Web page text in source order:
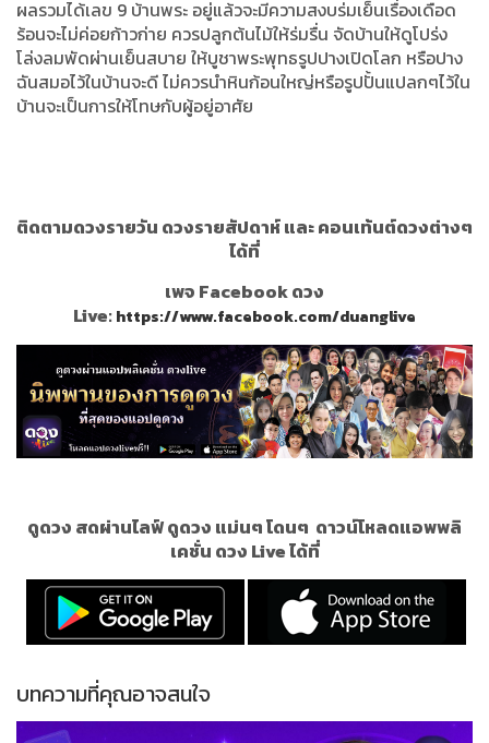
ผลรวมได้เลข 9 บ้านพระ อยู่แล้วจะมีความสงบร่มเย็นเรื่องเดือด
ร้อนจะไม่ค่อยก้าวก่าย ควรปลูกต้นไม้ให้ร่มรื่น จัดบ้านให้ดูโปร่ง
โล่งลมพัดผ่านเย็นสบาย ให้บูชาพระพุทธรูปปางเปิดโลก หรือปาง
ฉันสมอไว้ในบ้านจะดี ไม่ควรนำหินก้อนใหญ่หรือรูปปั้นแปลกๆไว้ใน
บ้านจะเป็นการให้โทษกับผู้อยู่อาศัย
ติดตามดวงรายวัน ดวงรายสัปดาห์ และ คอนเท้นต์ดวงต่างๆ
ได้ที่
เพจ Facebook ดวง
Live:https://www.facebook.com/duanglive
ดูดวง สดผ่านไลฟ์ ดูดวง แม่นๆ โดนๆ ดาวน์โหลดแอพพลิ
เคชั่น ดวง Live ได้ที่
บทความที่คุณอาจสนใจ